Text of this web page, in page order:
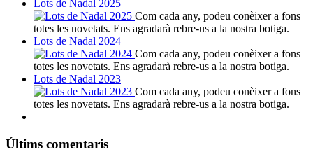
Lots de Nadal 2025
Com cada any, podeu conèixer a fons
totes les novetats. Ens agradarà rebre-us a la nostra botiga.
Lots de Nadal 2024
Com cada any, podeu conèixer a fons
totes les novetats. Ens agradarà rebre-us a la nostra botiga.
Lots de Nadal 2023
Com cada any, podeu conèixer a fons
totes les novetats. Ens agradarà rebre-us a la nostra botiga.
Últims comentaris